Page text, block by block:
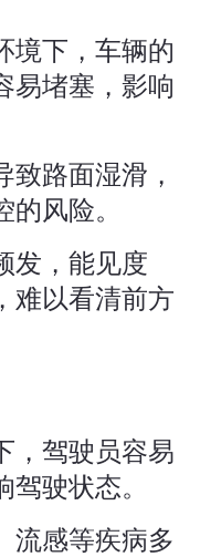
境下，车辆的
易堵塞，影响
致路面湿滑，
风险。
发，能见度
难以看清前方
，驾驶员容易
驶状态。
流感等疾病多